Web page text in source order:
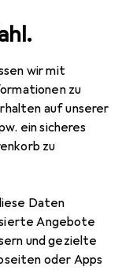
wir mit
zu
auf unserer
ein sicheres
zu
Daten
Angebote
und gezielte
oder Apps
Philips LED Classic